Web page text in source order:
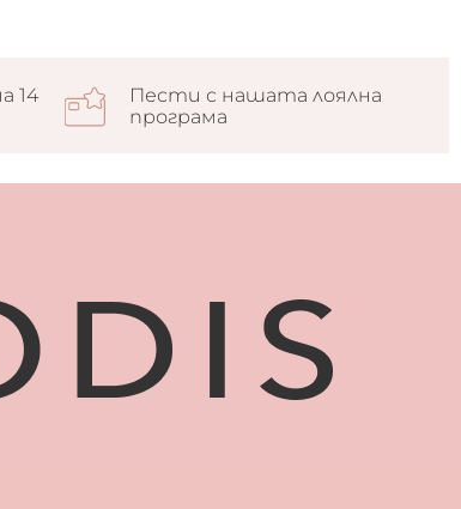
14
Пести с нашата лоялна
програма